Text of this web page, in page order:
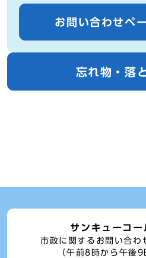
お問い合わせペ
忘れ物・落
サンキューコー
市政に関するお問い合わ
（午前8時から午後